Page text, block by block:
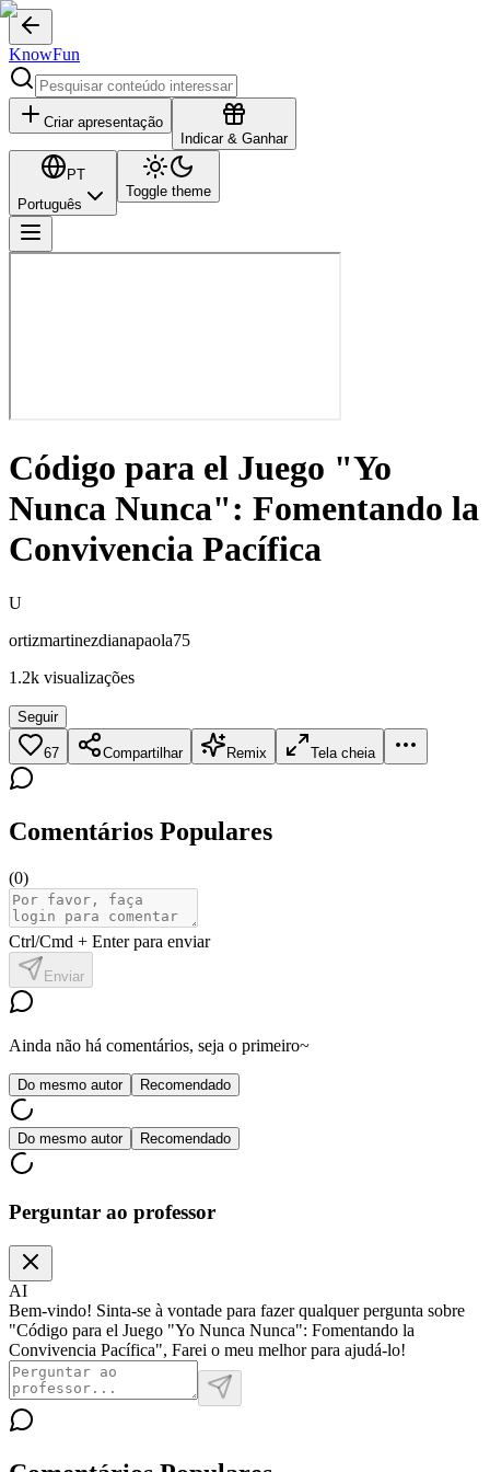
KnowFun
Criar apresentação
Indicar & Ganhar
PT
Português
Toggle theme
Código para el Juego "Yo
Nunca Nunca": Fomentando la
Convivencia Pacífica
U
ortizmartinezdianapaola75
1.2k visualizações
Seguir
67 Compartilhar Remix Tela cheia
Comentários Populares
(0)
Ctrl/Cmd + Enter para enviar
Enviar
Ainda não há comentários, seja o primeiro~
Do mesmo autor Recomendado
Do mesmo autor Recomendado
Perguntar ao professor
AI
Bem-vindo! Sinta-se à vontade para fazer qualquer pergunta sobre
"Código para el Juego "Yo Nunca Nunca": Fomentando la
Convivencia Pacífica", Farei o meu melhor para ajudá-lo!